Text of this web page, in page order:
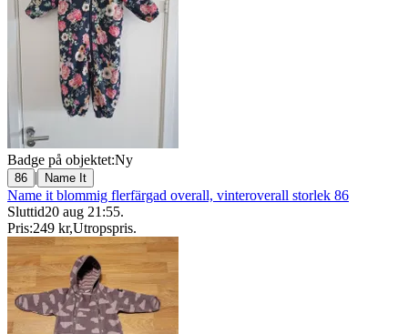
Badge på objektet:Ny
86 | Name It
Name it blommig flerfärgad overall, vinteroverall storlek 86
Sluttid20 aug 21:55.
Pris:249 kr,Utropspris.